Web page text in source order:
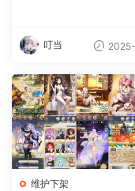
叮当
维护下架